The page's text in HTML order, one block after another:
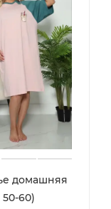
домашняя
60)